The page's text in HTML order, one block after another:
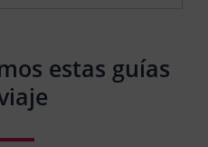
estas guías